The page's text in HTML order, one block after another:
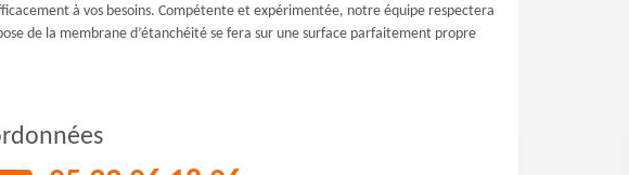
à vos besoins. Compétente et expérimentée, notre équipe respectera
de la membrane d’étanchéité se fera sur une surface parfaitement propre